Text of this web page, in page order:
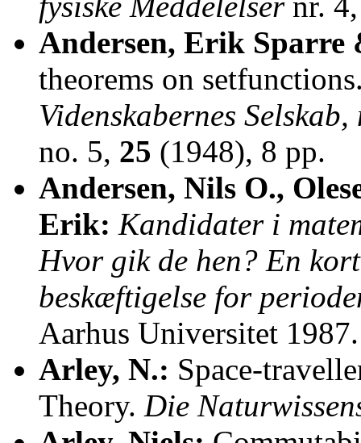
Andersen, Erik Sparre
theorems on
Videnskabernes
no. 5, 25 (1948), 8 pp.
Andersen, Nils O.,
Erik: Kandidater i
Hvor gik de hen? En
beskæftigelse for
Aarhus Universitet 1987.
Arley, N.: Space-
Theory. Die